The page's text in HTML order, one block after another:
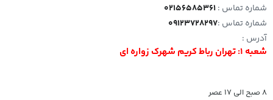
شماره تماس :02156585361
شماره تماس :09123728297
آدرس :
شعبه 1: تهران رباط کریم شهرک زواره ای
8 صبح الی 17 عصر